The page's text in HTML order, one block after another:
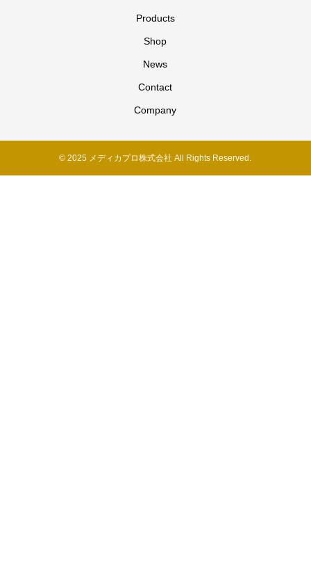
Products
Shop
News
Contact
Company
© 2025 メディカプロ株式会社 All Rights Reserved.